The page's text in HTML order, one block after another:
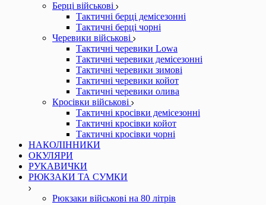
Берці військові
Тактичні берці демісезонні
Тактичні берці чорні
Черевики військові
Тактичні черевики Lowa
Тактичні черевики демісезонні
Тактичні черевики зимові
Тактичні черевики койот
Тактичні черевики олива
Кросівки військові
Тактичні кросівки демісезонні
Тактичні кросівки койот
Тактичні кросівки чорні
НАКОЛІННИКИ
ОКУЛЯРИ
РУКАВИЧКИ
РЮКЗАКИ ТА СУМКИ
Рюкзаки військові на 80 літрів